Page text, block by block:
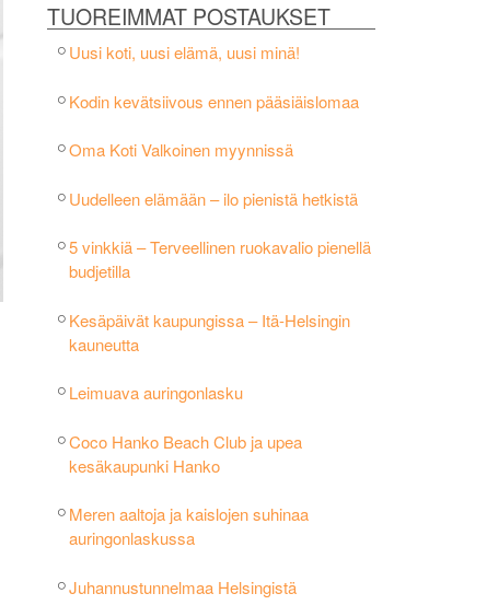
TUOREIMMAT POSTAUKSET
Uusi koti, uusi elämä, uusi minä!
Kodin kevätsiivous ennen pääsiäislomaa
Oma Koti Valkoinen myynnissä
Uudelleen elämään – ilo pienistä hetkistä
5 vinkkiä – Terveellinen ruokavalio pienellä
budjetilla
Kesäpäivät kaupungissa – Itä-Helsingin
kauneutta
Leimuava auringonlasku
Coco Hanko Beach Club ja upea
kesäkaupunki Hanko
Meren aaltoja ja kaislojen suhinaa
auringonlaskussa
Juhannustunnelmaa Helsingistä